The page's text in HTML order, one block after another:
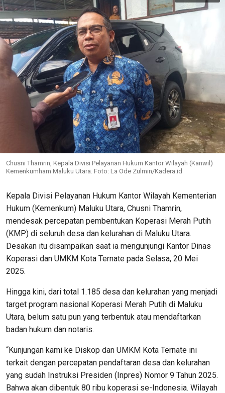
Chusni Thamrin, Kepala Divisi Pelayanan Hukum Kantor Wilayah (Kanwil)
Kemenkumham Maluku Utara. Foto: La Ode Zulmin/Kadera.id
Kepala Divisi Pelayanan Hukum Kantor Wilayah Kementerian
Hukum (Kemenkum) Maluku Utara, Chusni Thamrin,
mendesak percepatan pembentukan Koperasi Merah Putih
(KMP) di seluruh desa dan kelurahan di Maluku Utara.
Desakan itu disampaikan saat ia mengunjungi Kantor Dinas
Koperasi dan UMKM Kota Ternate pada Selasa, 20 Mei
2025.
Hingga kini, dari total 1.185 desa dan kelurahan yang menjadi
target program nasional Koperasi Merah Putih di Maluku
Utara, belum satu pun yang terbentuk atau mendaftarkan
badan hukum dan notaris.
“Kunjungan kami ke Diskop dan UMKM Kota Ternate ini
terkait dengan percepatan pendaftaran desa dan kelurahan
yang sudah Instruksi Presiden (Inpres) Nomor 9 Tahun 2025.
Bahwa akan dibentuk 80 ribu koperasi se-Indonesia. Wilayah